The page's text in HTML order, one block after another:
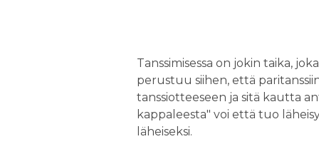
Tanssimisessa on jokin taika,
perustuu siihen, että
tanssiotteeseen ja sitä kautta
kappaleesta" voi että tuo
läheiseksi.